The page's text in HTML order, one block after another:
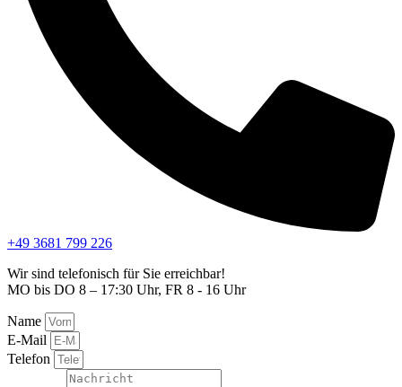
+49 3681 799 226
Wir sind telefonisch für Sie erreichbar!
MO bis DO 8 – 17:30 Uhr, FR 8 - 16 Uhr
Name
E-Mail
Telefon